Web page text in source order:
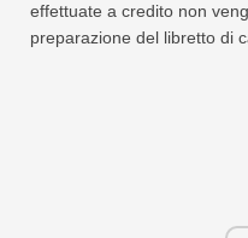
effettuate a credito non
preparazione del libretto di